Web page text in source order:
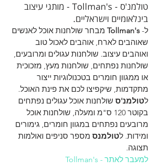
טולמנ'ס - Tollman's - מותגי עיצוב
בינלאומיים וישראליים.
ל- Tollman's מבחר שולחנות אוכל לאנשים
שאוהבים לארח, אוהבים לאכול טוב
ואוהבים עיצוב. שולחנות עגולים ומרובעים,
שולחנות נפתחים, שולחנות מעץ, מזכוכית
או ממגוון חומרים בטכנולוגיות ייצור
מתקדמות, שיקפיצו לכם את פינת האוכל.
לטולמנ'ס שולחנות אוכל עגולים נפתחים
בקוטר 120 ס"מ ומעלה, שולחנות אוכל
מרובעים נפתחים במגוון חומרים, גימורים
ומידות. לטולמנס מספר סניפים ואולמות
תצוגה.
למעבר לאתר - Tollman's